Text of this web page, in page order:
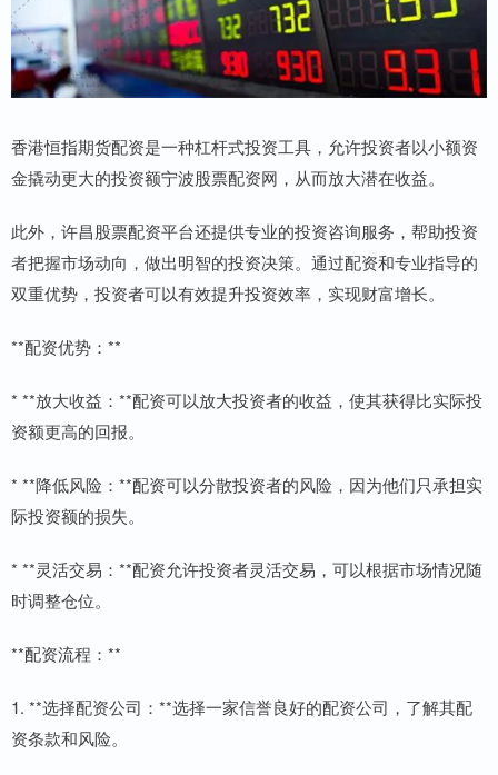
香港恒指期货配资是一种杠杆式投资工具，允许投资者以小额资
金撬动更大的投资额宁波股票配资网，从而放大潜在收益。
此外，许昌股票配资平台还提供专业的投资咨询服务，帮助投资
者把握市场动向，做出明智的投资决策。通过配资和专业指导的
双重优势，投资者可以有效提升投资效率，实现财富增长。
**配资优势：**
* **放大收益：**配资可以放大投资者的收益，使其获得比实际投
资额更高的回报。
* **降低风险：**配资可以分散投资者的风险，因为他们只承担实
际投资额的损失。
* **灵活交易：**配资允许投资者灵活交易，可以根据市场情况随
时调整仓位。
**配资流程：**
1. **选择配资公司：**选择一家信誉良好的配资公司，了解其配
资条款和风险。